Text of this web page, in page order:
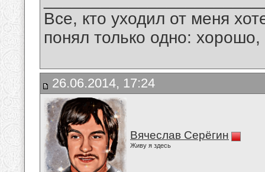
Все, кто уходил от меня
понял только одно:
26.06.2014, 17:24
Вячеслав Серёгин
Живу я здесь